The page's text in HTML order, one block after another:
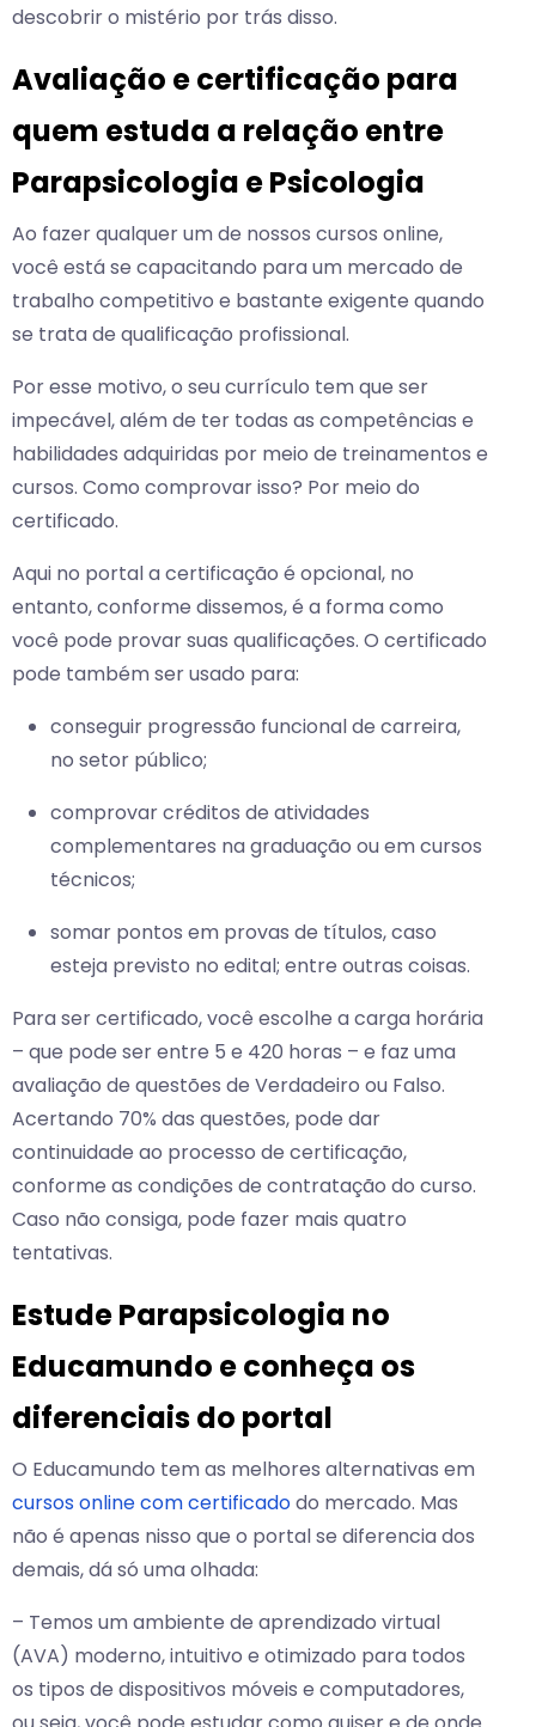
descobrir o mistério por trás disso.
Avaliação e certificação para
quem estuda a relação entre
Parapsicologia e Psicologia
Ao fazer qualquer um de nossos cursos online,
você está se capacitando para um mercado de
trabalho competitivo e bastante exigente quando
se trata de qualificação profissional.
Por esse motivo, o seu currículo tem que ser
impecável, além de ter todas as competências e
habilidades adquiridas por meio de treinamentos e
cursos. Como comprovar isso? Por meio do
certificado.
Aqui no portal a certificação é opcional, no
entanto, conforme dissemos, é a forma como
você pode provar suas qualificações. O certificado
pode também ser usado para:
conseguir progressão funcional de carreira,
no setor público;
comprovar créditos de atividades
complementares na graduação ou em cursos
técnicos;
somar pontos em provas de títulos, caso
esteja previsto no edital; entre outras coisas.
Para ser certificado, você escolhe a carga horária
– que pode ser entre 5 e 420 horas – e faz uma
avaliação de questões de Verdadeiro ou Falso.
Acertando 70% das questões, pode dar
continuidade ao processo de certificação,
conforme as condições de contratação do curso.
Caso não consiga, pode fazer mais quatro
tentativas.
Estude Parapsicologia no
Educamundo e conheça os
diferenciais do portal
O Educamundo tem as melhores alternativas em
cursos online com certificadodo mercado. Mas
não é apenas nisso que o portal se diferencia dos
demais, dá só uma olhada:
– Temos um ambiente de aprendizado virtual
(AVA) moderno, intuitivo e otimizado para todos
os tipos de dispositivos móveis e computadores,